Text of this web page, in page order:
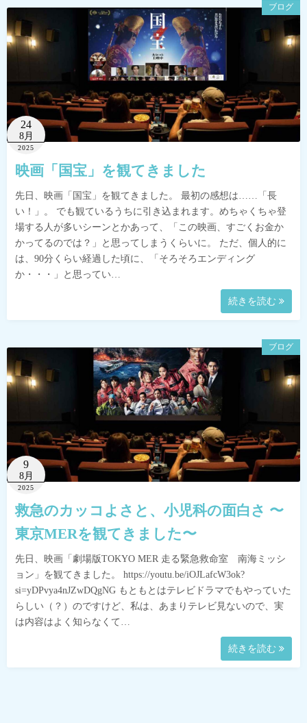
ブログ
24
8月
2025
映画「国宝」を観てきました
先日、映画「国宝」を観てきました。 最初の感想は……「長
い！」。 でも観ているうちに引き込まれます。めちゃくちゃ登
場する人が多いシーンとかあって、「この映画、すごくお金か
かってるのでは？」と思ってしまうくらいに。 ただ、個人的に
は、90分くらい経過した頃に、「そろそろエンディング
か・・・」と思ってい…
続きを読む
ブログ
9
8月
2025
救急のカッコよさと、小児科の面白さ 〜
東京MERを観てきました〜
先日、映画「劇場版TOKYO MER 走る緊急救命室 南海ミッシ
ョン」を観てきました。 https://youtu.be/iOJLafcW3ok?
si=yDPvya4nJZwDQgNG もともとはテレビドラマでもやっていた
らしい（？）のですけど、私は、あまりテレビ見ないので、実
は内容はよく知らなくて…
続きを読む